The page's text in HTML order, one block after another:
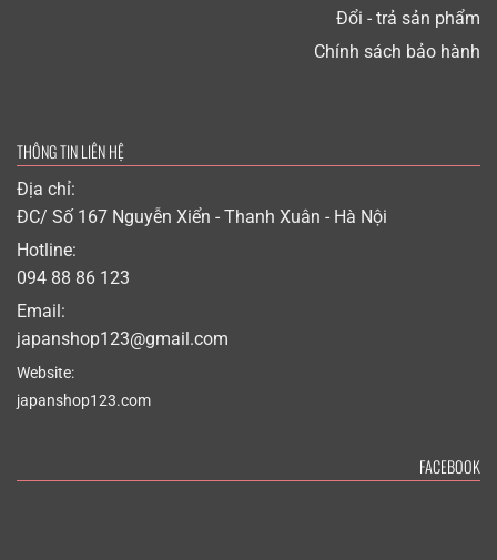
Đổi - trả sản phẩm
Chính sách bảo hành
THÔNG TIN LIÊN HỆ
Địa chỉ:
ĐC/ Số 167 Nguyễn Xiển - Thanh Xuân - Hà Nội
Hotline:
094 88 86 123
Email:
japanshop123@gmail.com
Website:
japanshop123.com
FACEBOOK